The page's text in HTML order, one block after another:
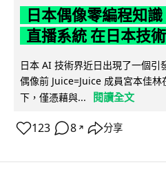
日本偶像零編程知
直播系統 在日本技
日本 AI 技術界近日出現了一個引
偶像前 Juice=Juice 成員宮本佳
下，僅憑藉與...
閱讀全文
123 8 ↗ 分享